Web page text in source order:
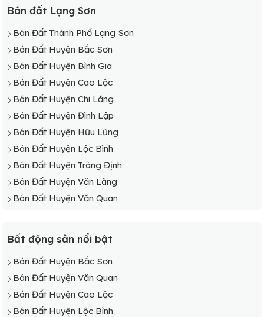
Bán Đất Xã Vạn Linh
Bán đất Lạng Sơn
Bán Đất Thành Phố Lạng Sơn
Bán Đất Huyện Bắc Sơn
Bán Đất Huyện Bình Gia
Bán Đất Huyện Cao Lộc
Bán Đất Huyện Chi Lăng
Bán Đất Huyện Đình Lập
Bán Đất Huyện Hữu Lũng
Bán Đất Huyện Lộc Bình
Bán Đất Huyện Tràng Định
Bán Đất Huyện Văn Lãng
Bán Đất Huyện Văn Quan
Bất động sản nổi bật
Bán Đất Huyện Bắc Sơn
Bán Đất Huyện Văn Quan
Bán Đất Huyện Cao Lộc
Bán Đất Huyện Lộc Bình